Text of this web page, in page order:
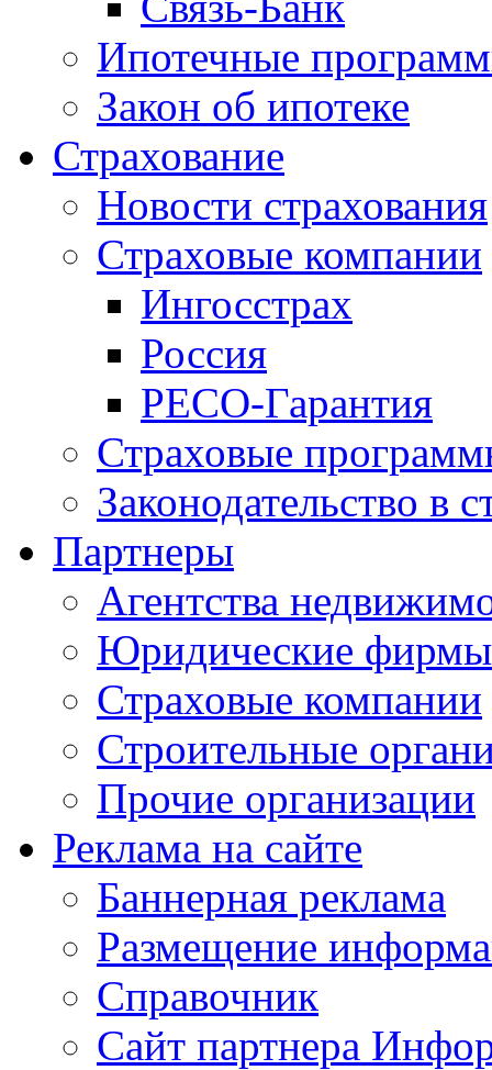
Ипотечные
Закон об ипотеке
Страхование
Новости страхования
Страховые компании
Ингосстрах
Россия
РЕСО-Гарантия
Страховые
Законодательство в
Партнеры
Агентства
Юридические фирмы
Страховые компании
Строительные
Прочие организации
Реклама на сайте
Баннерная реклама
Размещение
Справочник
Сайт партнера